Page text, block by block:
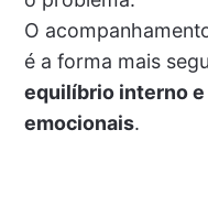
O
é a forma mais
equilíbrio interno
emocionais.